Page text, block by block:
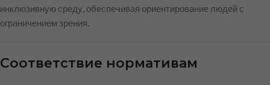
инклюзивную среду, обеспечивая ориентирование людей с
ограничением зрения.
Соответствие нормативам